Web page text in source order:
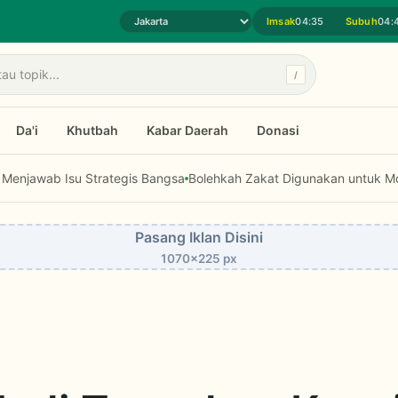
Pilih daerah jadwal sholat Imsak04:35 Subuh
/
Da'i Khutbah Kabar Daerah Donasi
Strategis Bangsa Bolehkah Zakat Digunakan untuk Modal
Pasang Iklan Disini
1070x225 px